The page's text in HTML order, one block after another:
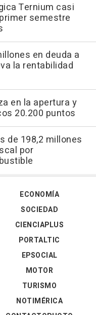
Ternium casi
semestre
en deuda a
la rentabilidad
en la apertura y
20.200 puntos
de 198,2 millones
por
ECONOMÍA
SOCIEDAD
CIENCIAPLUS
PORTALTIC
EPSOCIAL
MOTOR
TURISMO
NOTIMÉRICA